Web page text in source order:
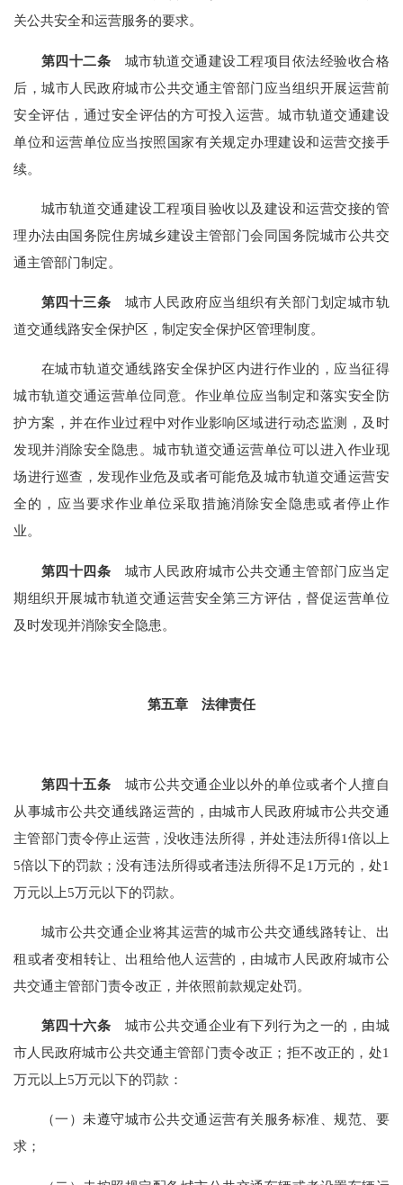
关公共安全和运营服务的要求。
第四十二条 城市轨道交通建设工程项目依法经验收合格
后，城市人民政府城市公共交通主管部门应当组织开展运营前
安全评估，通过安全评估的方可投入运营。城市轨道交通建设
单位和运营单位应当按照国家有关规定办理建设和运营交接手
续。
城市轨道交通建设工程项目验收以及建设和运营交接的管
理办法由国务院住房城乡建设主管部门会同国务院城市公共交
通主管部门制定。
第四十三条 城市人民政府应当组织有关部门划定城市轨
道交通线路安全保护区，制定安全保护区管理制度。
在城市轨道交通线路安全保护区内进行作业的，应当征得
城市轨道交通运营单位同意。作业单位应当制定和落实安全防
护方案，并在作业过程中对作业影响区域进行动态监测，及时
发现并消除安全隐患。城市轨道交通运营单位可以进入作业现
场进行巡查，发现作业危及或者可能危及城市轨道交通运营安
全的，应当要求作业单位采取措施消除安全隐患或者停止作
业。
第四十四条 城市人民政府城市公共交通主管部门应当定
期组织开展城市轨道交通运营安全第三方评估，督促运营单位
及时发现并消除安全隐患。
第五章 法律责任
第四十五条 城市公共交通企业以外的单位或者个人擅自
从事城市公共交通线路运营的，由城市人民政府城市公共交通
主管部门责令停止运营，没收违法所得，并处违法所得1倍以上
5倍以下的罚款；没有违法所得或者违法所得不足1万元的，处1
万元以上5万元以下的罚款。
城市公共交通企业将其运营的城市公共交通线路转让、出
租或者变相转让、出租给他人运营的，由城市人民政府城市公
共交通主管部门责令改正，并依照前款规定处罚。
第四十六条 城市公共交通企业有下列行为之一的，由城
市人民政府城市公共交通主管部门责令改正；拒不改正的，处1
万元以上5万元以下的罚款：
（一）未遵守城市公共交通运营有关服务标准、规范、要
求；